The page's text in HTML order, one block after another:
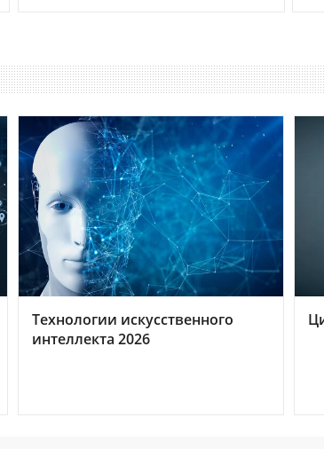
Технологии искусственного
интеллекта 2026